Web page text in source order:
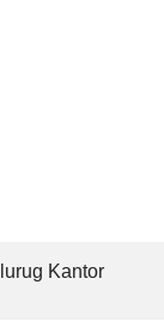
Kantor